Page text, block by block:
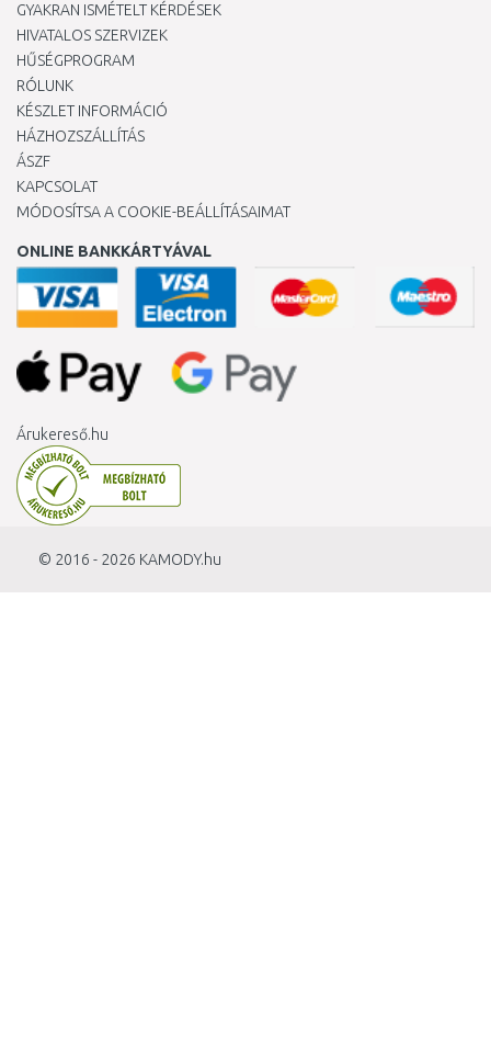
GYAKRAN ISMÉTELT KÉRDÉSEK
HIVATALOS SZERVIZEK
HŰSÉGPROGRAM
RÓLUNK
KÉSZLET INFORMÁCIÓ
HÁZHOZSZÁLLÍTÁS
ÁSZF
KAPCSOLAT
MÓDOSÍTSA A COOKIE-BEÁLLÍTÁSAIMAT
ONLINE BANKKÁRTYÁVAL
Árukereső.hu
© 2016 - 2026 KAMODY.hu